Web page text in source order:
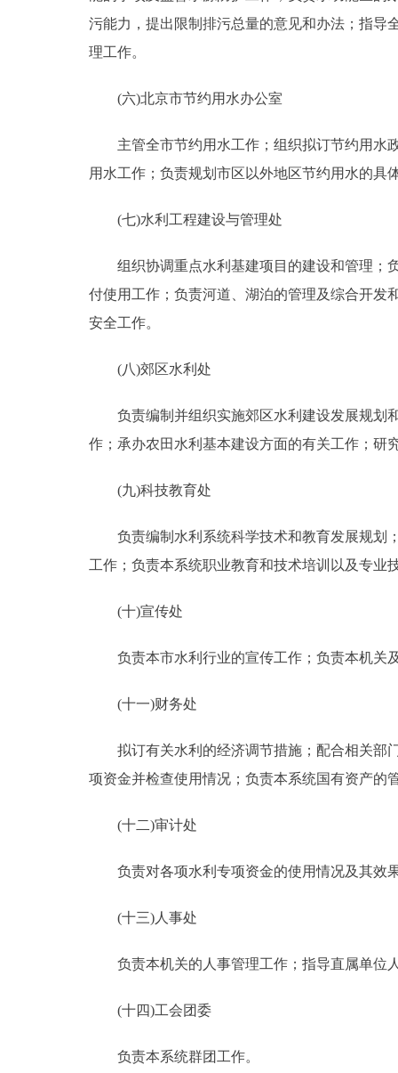
污能力，提出限制排污总量的意见和办法；指导
理工作。
(六)北京市节约用水办公室
主管全市节约用水工作；组织拟订节约用水政
用水工作；负责规划市区以外地区节约用水的具
(七)水利工程建设与管理处
组织协调重点水利基建项目的建设和管理；负
付使用工作；负责河道、湖泊的管理及综合开发
安全工作。
(八)郊区水利处
负责编制并组织实施郊区水利建设发展规划和
作；承办农田水利基本建设方面的有关工作；研
(九)科技教育处
负责编制水利系统科学技术和教育发展规划；
工作；负责本系统职业教育和技术培训以及专业
(十)宣传处
负责本市水利行业的宣传工作；负责本机关
(十一)财务处
拟订有关水利的经济调节措施；配合相关部门
项资金并检查使用情况；负责本系统国有资产的
(十二)审计处
负责对各项水利专项资金的使用情况及其效
(十三)人事处
负责本机关的人事管理工作；指导直属单位
(十四)工会团委
负责本系统群团工作。